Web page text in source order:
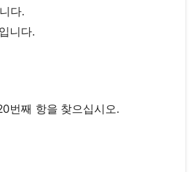
다.
니다.
번째 항을 찾으십시오.